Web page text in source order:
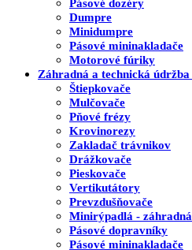
Pásové dozéry
Dumpre
Minidumpre
Pásové mininakladače
Motorové fúriky
Záhradná a technická údržba
Štiepkovače
Mulčovače
Pňové frézy
Krovinorezy
Zakladač trávnikov
Drážkovače
Pieskovače
Vertikutátory
Prevzdušňovače
Minirýpadlá -
Pásové dopravníky
Pásové mininakladače